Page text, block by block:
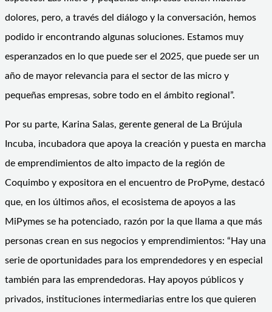
dolores, pero, a través del diálogo y la conversación, hemos
podido ir encontrando algunas soluciones. Estamos muy
esperanzados en lo que puede ser el 2025, que puede ser un
año de mayor relevancia para el sector de las micro y
pequeñas empresas, sobre todo en el ámbito regional”.
Por su parte, Karina Salas, gerente general de La Brújula
Incuba, incubadora que apoya la creación y puesta en marcha
de emprendimientos de alto impacto de la región de
Coquimbo y expositora en el encuentro de ProPyme, destacó
que, en los últimos años, el ecosistema de apoyos a las
MiPymes se ha potenciado, razón por la que llama a que más
personas crean en sus negocios y emprendimientos: “Hay una
serie de oportunidades para los emprendedores y en especial
también para las emprendedoras. Hay apoyos públicos y
privados, instituciones intermediarias entre los que quieren